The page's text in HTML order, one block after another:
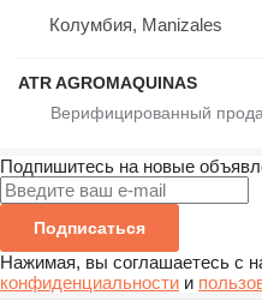
Колумбия, Manizales
ATR AGROMAQUINAS
Подпишитесь на новые
Подписаться
Нажимая, вы соглашаетесь с
конфиденциальности и